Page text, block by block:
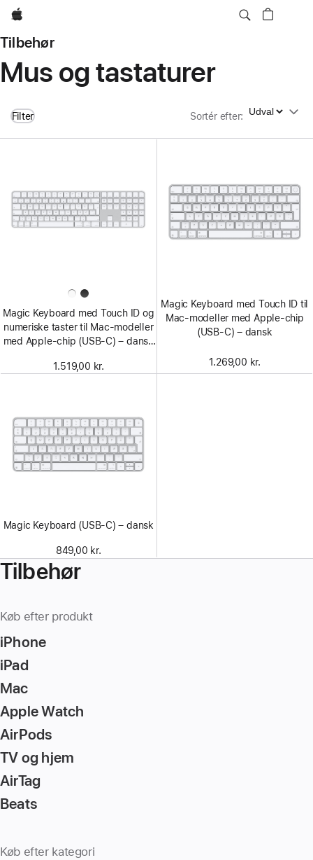
Apple
Tilbehør
Mus og tastaturer
Filter Sortér efter: Sortér efter
Magic Keyboard med Touch ID og
numeriske taster til Mac-modeller
med Apple-chip (USB‑C) – dansk
1.519,00 kr.
Magic Keyboard med Touch ID til
Mac-modeller med Apple-chip
(USB-C) – dansk
1.269,00 kr.
Magic Keyboard (USB-C) – dansk
849,00 kr.
Tilbehør
Køb efter produkt
iPhone
iPad
Mac
Apple Watch
AirPods
TV og hjem
AirTag
Beats
Køb efter kategori